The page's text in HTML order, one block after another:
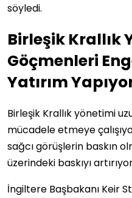
söyledi.
Birleşik Krallık
Göçmenleri
Yatırım
Birleşik Krallık yönetimi
mücadele etmeye
sağcı görüşlerin baskın
üzerindeki baskıyı
İngiltere Başbakanı Keir